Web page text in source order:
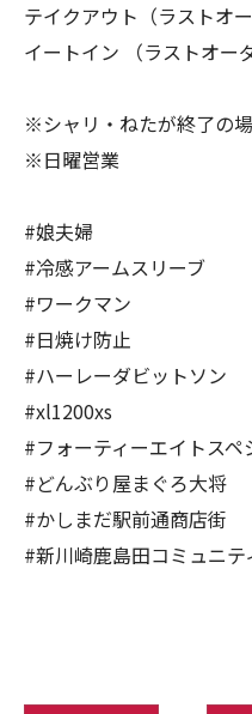
テイクアウト（ラストオー
イートイン （ラストオー
※シャリ・ねたが終了の
※日曜営業
#娘夫婦
#冷感アームスリーブ
#ワークマン
#日焼け防止
#ハーレーダビットソン
#xl1200xs
#フォーティーエイトスペ
#どんぶり屋まぐろ大将
#かしまだ駅前通商店街
#新川崎鹿島田コミュニテ